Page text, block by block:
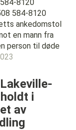
8120
584-8120
ankedomstol
en mann fra
person til døde
i
av